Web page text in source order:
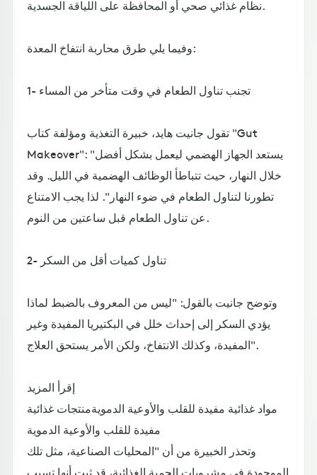
نظام غذائي صحي أو المحافظة على اللياقة الجسدية.
وفيما يلي طرق محاربة انتفاخ المعدة:
1- تجنب تناول الطعام في وقت متأخر من المساء
تقول جانيت هايد، خبيرة التغذية ومؤلفة كتاب "Gut
Makeover": "يستعد الجهاز الهضمي ليعمل بشكل أفضل
خلال النهار، حيث تتباطأ الوظائف الهضمية في الليل. وقد
تطورنا لتناول الطعام في ضوء النهار". لذا يجب الامتناع
عن تناول الطعام قبل ساعتين من النوم.
2- تناول كميات أقل من السكر
وتوضح جانيت بالقول: "ليس من المعروف بالضبط لماذا
يؤدي السكر إلى إحداث خلل في البكتيريا المفيدة وغير
المفيدة، وكذلك الانتفاخ، ولكن الأمر يستحق العلاج".
إقرأ المزيد
مواد غذائية مفيدة للقلب والأوعية الدمويةمنتجات غذائية
مفيدة للقلب والأوعية الدموية
وتحذر الخبيرة من أن "المحليات الصناعية، مثل تلك
الموجودة في مشروبات الحمية الغذائية، قد ثبت أنها تسبب